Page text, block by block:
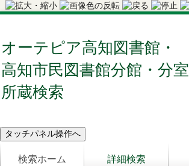
オーテピア高知図書館・
高知市民図書館分館・分室
所蔵検索
検索ホーム 詳細検索